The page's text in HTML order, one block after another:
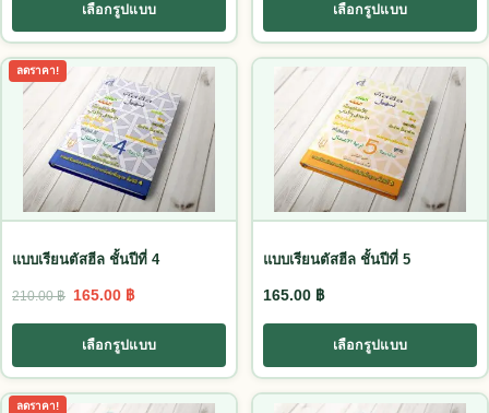
เลือกรูปแบบ เลือกรูปแบบ
ลดราคา!
แบบเรียนตัสฮีล ชั้นปีที่ 4
210.00฿ Original price was: 210.00 ฿.
165.00 ฿Current price is: 165.00 ฿.
เลือกรูปแบบ
This product has multiple variants. The options may be
แบบเรียนตัสฮีล ชั้นปีที่ 5
165.00 ฿
เลือกรูปแบบ
This product has multiple
ลดราคา!
This product has multiple variants. The options may be
This product has multiple